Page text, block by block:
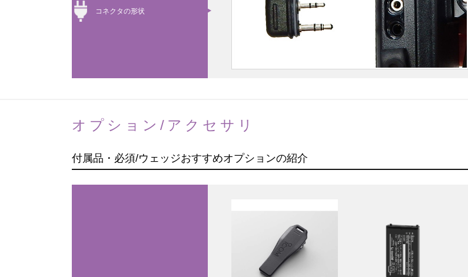
コネクタの形状
オプション/アクセサリ
付属品・必須/ウェッジおすすめオプションの紹介